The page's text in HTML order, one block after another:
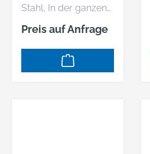
Stahl, In der ganzen
Länge gleichmäßig
durchgehärtet und
sorgfältig
angelassen,
Preis auf Anfrage